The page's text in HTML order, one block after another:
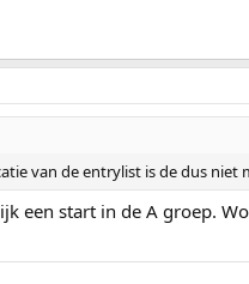
van de entrylist is de dus niet
een start in de A groep.